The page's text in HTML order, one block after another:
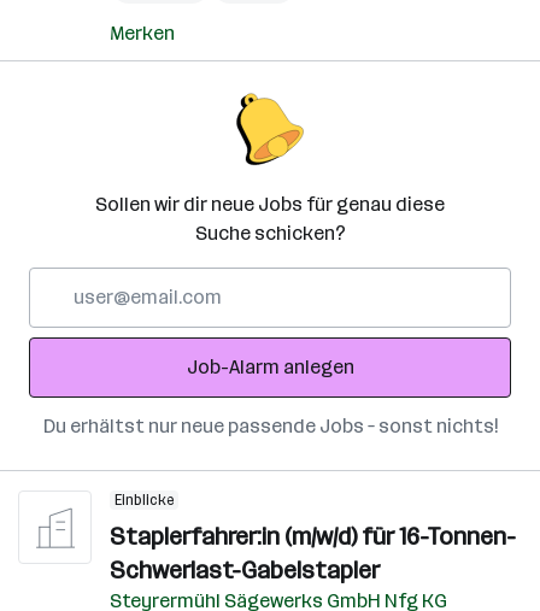
Merken
Sollen wir dir neue Jobs für genau diese
Suche schicken?
Adresse
Job-Alarm anlegen
Du erhältst nur neue passende Jobs – sonst nichts!
Einblicke
Staplerfahrer:in (m/w/d) für 16-Tonnen-
Schwerlast-Gabelstapler
Steyrermühl Sägewerks GmbH Nfg KG